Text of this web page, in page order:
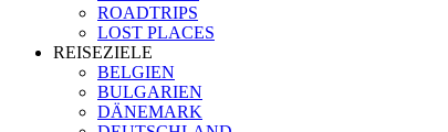
ROADTRIPS
LOST PLACES
REISEZIELE
BELGIEN
BULGARIEN
DÄNEMARK